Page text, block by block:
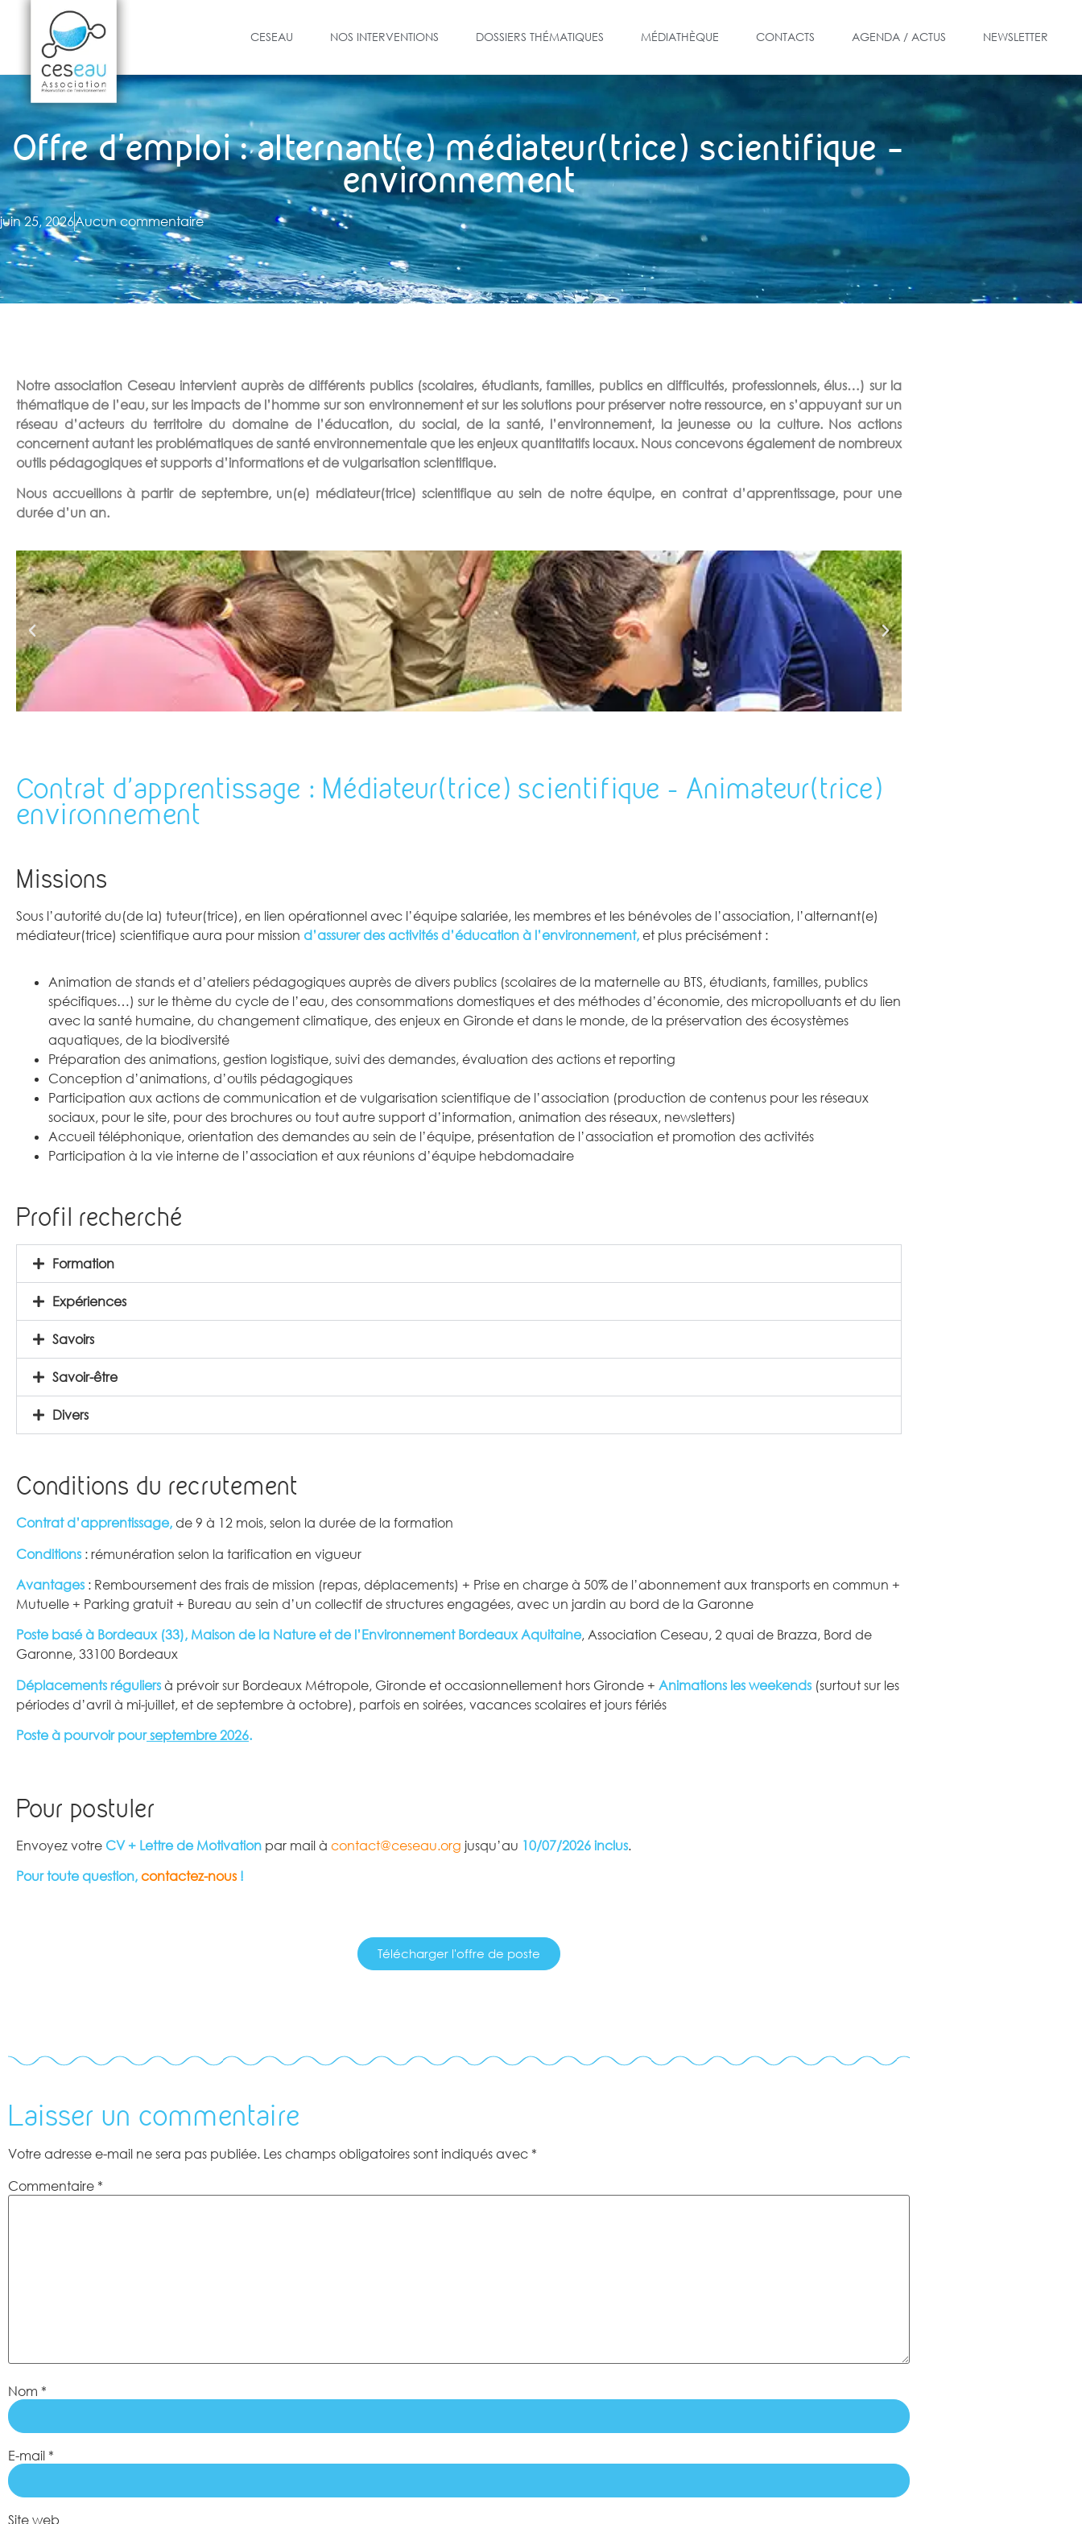
CESEAU NOS INTERVENTIONS DOSSIERS THÉMATIQUES MÉDIATHÈQUE CONTACTS AGENDA / ACTUS NEWSLETTER
Offre d’emploi : alternant(e) médiateur(trice) scientifique –
environnement
juin 25, 2026Aucun commentaire
Notre association Ceseau intervient auprès de différents publics (scolaires, étudiants, familles, publics en difficultés, professionnels, élus…) sur la
thématique de l’eau, sur les impacts de l’homme sur son environnement et sur les solutions pour préserver notre ressource, en s’appuyant sur un
réseau d’acteurs du territoire du domaine de l’éducation, du social, de la santé, l’environnement, la jeunesse ou la culture. Nos actions
concernent autant les problématiques de santé environnementale que les enjeux quantitatifs locaux. Nous concevons également de nombreux
outils pédagogiques et supports d’informations et de vulgarisation scientifique.
Nous accueillons à partir de septembre, un(e) médiateur(trice) scientifique au sein de notre équipe, en contrat d’apprentissage, pour une
durée d’un an.
Contrat d'apprentissage : Médiateur(trice) scientifique - Animateur(trice)
environnement
Missions
Sous l’autorité du(de la) tuteur(trice), en lien opérationnel avec l’équipe salariée, les membres et les bénévoles de l’association, l’alternant(e)
médiateur(trice) scientifique aura pour mission d’assurer des activités d’éducation à l’environnement, et plus précisément :
Animation de stands et d’ateliers pédagogiques auprès de divers publics (scolaires de la maternelle au BTS, étudiants, familles, publics
spécifiques…) sur le thème du cycle de l’eau, des consommations domestiques et des méthodes d’économie, des micropolluants et du lien
avec la santé humaine, du changement climatique, des enjeux en Gironde et dans le monde, de la préservation des écosystèmes
aquatiques, de la biodiversité
Préparation des animations, gestion logistique, suivi des demandes, évaluation des actions et reporting
Conception d’animations, d’outils pédagogiques
Participation aux actions de communication et de vulgarisation scientifique de l’association (production de contenus pour les réseaux
sociaux, pour le site, pour des brochures ou tout autre support d’information, animation des réseaux, newsletters)
Accueil téléphonique, orientation des demandes au sein de l’équipe, présentation de l’association et promotion des activités
Participation à la vie interne de l’association et aux réunions d’équipe hebdomadaire
Profil recherché
Formation
Expériences
Savoirs
Savoir-être
Divers
Conditions du recrutement
Contrat d’apprentissage, de 9 à 12 mois, selon la durée de la formation
Conditions : rémunération selon la tarification en vigueur
Avantages : Remboursement des frais de mission (repas, déplacements) + Prise en charge à 50% de l’abonnement aux transports en commun +
Mutuelle + Parking gratuit + Bureau au sein d’un collectif de structures engagées, avec un jardin au bord de la Garonne
Poste basé à Bordeaux (33), Maison de la Nature et de l’Environnement Bordeaux Aquitaine, Association Ceseau, 2 quai de Brazza, Bord de
Garonne, 33100 Bordeaux
Déplacements réguliers à prévoir sur Bordeaux Métropole, Gironde et occasionnellement hors Gironde + Animations les weekends (surtout sur les
périodes d’avril à mi-juillet, et de septembre à octobre), parfois en soirées, vacances scolaires et jours fériés
Poste à pourvoir pourseptembre 2026.
Pour postuler
Envoyez votre CV + Lettre de Motivation par mail à contact@ceseau.org jusqu’au 10/07/2026 inclus.
Pour toute question, contactez-nous !
Télécharger l'offre de poste
Laisser un commentaire
Votre adresse e-mail ne sera pas publiée. Les champs obligatoires sont indiqués avec *
Commentaire *
Nom *
E-mail *
Site web